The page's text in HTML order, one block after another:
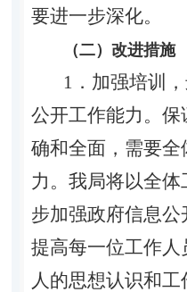
要进一步深化。
（二）改进措施
1．加强培训
公开工作能力。
确和全面，需要
力。我局将以全
步加强政府信息公
提高每一位工作
人的思想认识和